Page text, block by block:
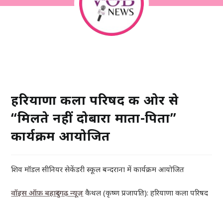
हरियाणा कला परिषद की ओर से
“मिलते नहीं दोबारा माता-पिता”
कार्यक्रम आयोजित
शिव मॉडल सीनियर सेकेंडरी स्कूल बन्दराना में कार्यक्रम आयोजित
वॉइस ऑफ़ बहादुरगढ़ न्यूज़ कैथल (कृष्ण प्रजापति): हरियाणा कला परिषद